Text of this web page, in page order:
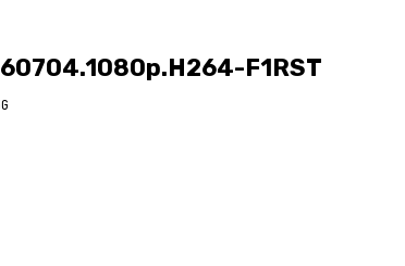
F1RST